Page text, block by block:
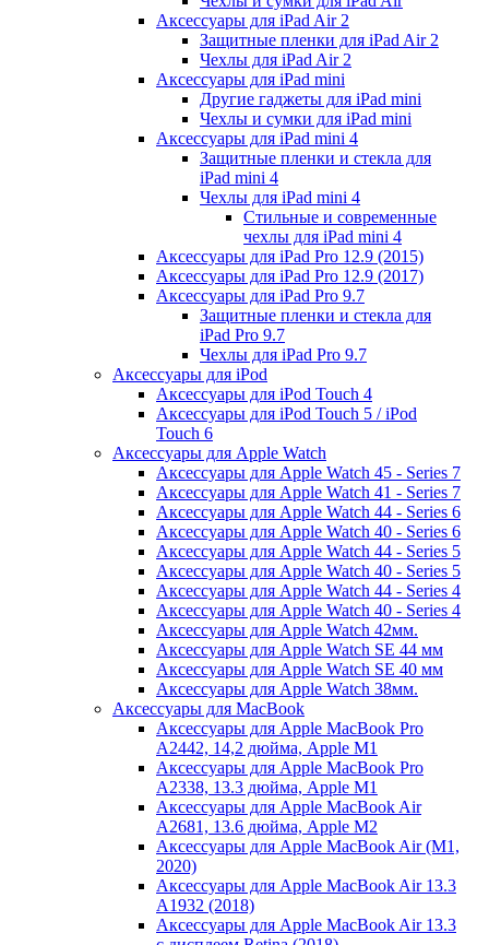
Аксессуары для iPad Air 2
Защитные пленки для iPad Air 2
Чехлы для iPad Air 2
Аксессуары для iPad mini
Другие гаджеты для iPad mini
Чехлы и сумки для iPad mini
Аксессуары для iPad mini 4
Защитные пленки и стекла для
iPad mini 4
Чехлы для iPad mini 4
Стильные и современные
чехлы для iPad mini 4
Аксессуары для iPad Pro 12.9 (2015)
Аксессуары для iPad Pro 12.9 (2017)
Аксессуары для iPad Pro 9.7
Защитные пленки и стекла для
iPad Pro 9.7
Чехлы для iPad Pro 9.7
Аксессуары для iPod
Аксессуары для iPod Touch 4
Аксессуары для iPod Touch 5 / iPod
Touch 6
Аксессуары для Apple Watch
Аксессуары для Apple Watch 45 - Series 7
Аксессуары для Apple Watch 41 - Series 7
Аксессуары для Apple Watch 44 - Series 6
Аксессуары для Apple Watch 40 - Series 6
Аксессуары для Apple Watch 44 - Series 5
Аксессуары для Apple Watch 40 - Series 5
Аксессуары для Apple Watch 44 - Series 4
Аксессуары для Apple Watch 40 - Series 4
Аксессуары для Apple Watch 42мм.
Аксессуары для Apple Watch SE 44 мм
Аксессуары для Apple Watch SE 40 мм
Аксессуары для Apple Watch 38мм.
Аксессуары для MacBook
Аксессуары для Apple MacBook Pro
A2442, 14,2 дюйма, Apple M1
Аксессуары для Apple MacBook Pro
A2338, 13.3 дюйма, Apple M1
Аксессуары для Apple MacBook Air
A2681, 13.6 дюйма, Apple M2
Аксессуары для Apple MacBook Air (M1,
2020)
Аксессуары для Apple MacBook Air 13.3
A1932 (2018)
Аксессуары для Apple MacBook Air 13.3